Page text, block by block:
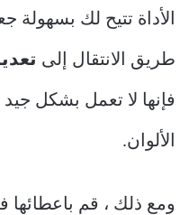
الأداة تتيح لك
طريق الانتقال إلى
فإنها لا تعمل بشكل جيد
الألوان.
ومع ذلك ، قم